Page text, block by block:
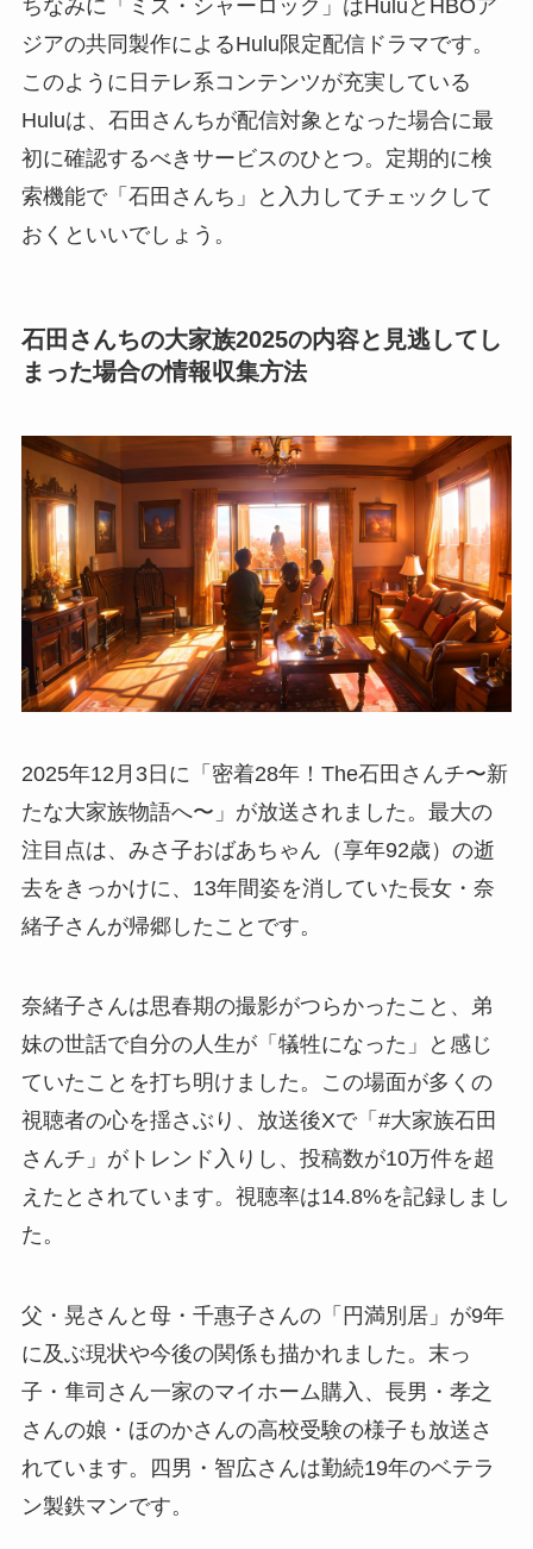
ちなみに「ミス・シャーロック」はHuluとHBOア
ジアの共同製作によるHulu限定配信ドラマです。
このように日テレ系コンテンツが充実している
Huluは、石田さんちが配信対象となった場合に最
初に確認するべきサービスのひとつ。定期的に検
索機能で「石田さんち」と入力してチェックして
おくといいでしょう。
石田さんちの大家族2025の内容と見逃してし
まった場合の情報収集方法
2025年12月3日に「密着28年！The石田さんチ〜新
たな大家族物語へ〜」が放送されました。最大の
注目点は、みさ子おばあちゃん（享年92歳）の逝
去をきっかけに、13年間姿を消していた長女・奈
緒子さんが帰郷したことです。
奈緒子さんは思春期の撮影がつらかったこと、弟
妹の世話で自分の人生が「犠牲になった」と感じ
ていたことを打ち明けました。この場面が多くの
視聴者の心を揺さぶり、放送後Xで「#大家族石田
さんチ」がトレンド入りし、投稿数が10万件を超
えたとされています。視聴率は14.8%を記録しまし
た。
父・晃さんと母・千惠子さんの「円満別居」が9年
に及ぶ現状や今後の関係も描かれました。末っ
子・隼司さん一家のマイホーム購入、長男・孝之
さんの娘・ほのかさんの高校受験の様子も放送さ
れています。四男・智広さんは勤続19年のベテラ
ン製鉄マンです。